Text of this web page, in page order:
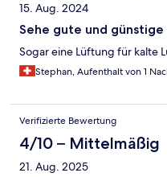
15. Aug. 2024
Sehe gute und
Sogar eine Lüftung für kalte
Stephan, Aufenthalt von 1
Verifizierte Bewertung
4/10 – Mittelmäßig
21. Aug. 2025